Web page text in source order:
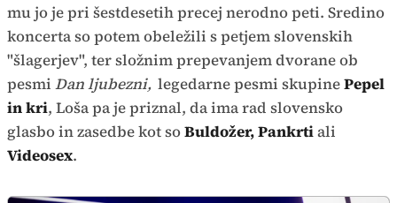
mu jo je pri šestdesetih precej nerodno peti. Sredino
koncerta so potem obeležili s petjem slovenskih
"šlagerjev", ter složnim prepevanjem dvorane ob
pesmi Dan ljubezni, legedarne pesmi skupinePepel
in kri, Loša pa je priznal, da ima rad slovensko
glasbo in zasedbe kot soBuldožer, Pankrtiali
Videosex.